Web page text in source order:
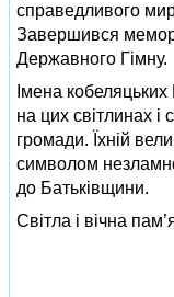
справедливого
Завершився
Державного Гімну.
Імена
на цих світлинах
громади. Їхній
символом
до Батьківщини.
Світла і вічна